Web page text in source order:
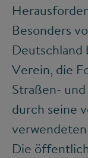
Besonders
Verein, die
Straßen-
durch seine
Die